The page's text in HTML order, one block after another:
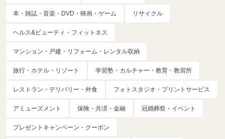
本・雑誌・音楽・DVD・映画・ゲーム リサイクル
ヘルス&ビューティ・フィットネス
マンション・戸建・リフォーム・レンタル収納
旅行・ホテル・リゾート 学習塾・カルチャー・教育・教習所
レストラン・デリバリー・外食 フォトスタジオ・プリントサービス
アミューズメント 保険・共済・金融 冠婚葬祭・イベント
プレゼントキャンペーン・クーポン